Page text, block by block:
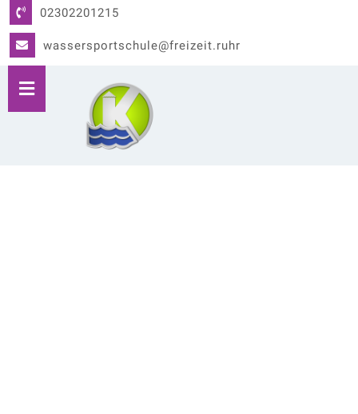
02302201215
wassersportschule@freizeit.ruhr